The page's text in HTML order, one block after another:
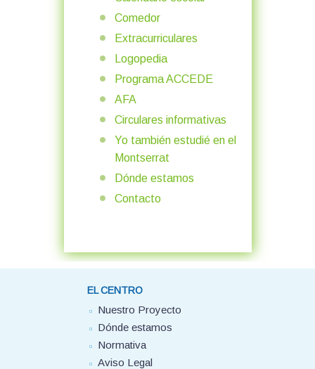
Comedor
Extracurriculares
Logopedia
Programa ACCEDE
AFA
Circulares informativas
Yo también estudié en el
Montserrat
Dónde estamos
Contacto
EL CENTRO
Nuestro Proyecto
Dónde estamos
Normativa
Aviso Legal